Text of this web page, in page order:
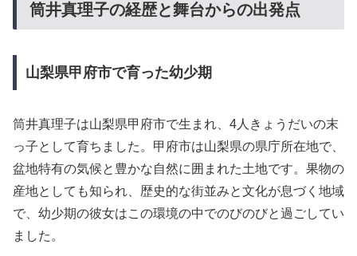
筒井真理子の経歴と舞台からの出発点
山梨県甲府市で育った幼少期
筒井真理子は山梨県甲府市で生まれ、4人きょうだいの末
っ子として育ちました。甲府市は山梨県の県庁所在地で、
盆地特有の気候と豊かな自然に囲まれた土地です。果物の
産地としても知られ、歴史的な街並みと文化が息づく地域
で、幼少期の彼女はこの環境の中でのびのびと過ごしてい
ました。